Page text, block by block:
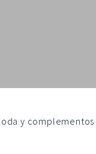
y complementos